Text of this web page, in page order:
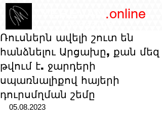
.online
Ռուսներն ավելի շուտ են
հանձնելու Արցախը, քան մեզ
թվում է. ջարդերի
սպառնալիքով հայերի
դուրսմղման շեմը
05.08.2023